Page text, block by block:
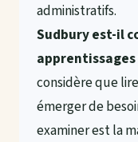
administratifs.
Sudbury est-il
considère que
émerger de
examiner est la